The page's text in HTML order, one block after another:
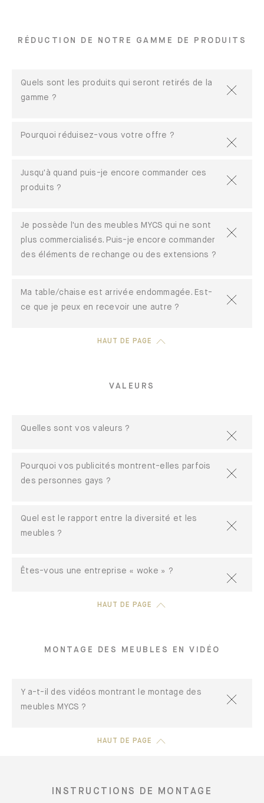
RÉDUCTION DE NOTRE GAMME DE PRODUITS
Quels sont les produits qui seront retirés de la
gamme ?
Pourquoi réduisez-vous votre offre ?
Jusqu'à quand puis-je encore commander ces
produits ?
Je possède l'un des meubles MYCS qui ne sont
plus commercialisés. Puis-je encore commander
des éléments de rechange ou des extensions ?
Ma table/chaise est arrivée endommagée. Est-
ce que je peux en recevoir une autre ?
HAUT DE PAGE
VALEURS
Quelles sont vos valeurs ?
Pourquoi vos publicités montrent-elles parfois
des personnes gays ?
Quel est le rapport entre la diversité et les
meubles ?
Êtes-vous une entreprise « woke » ?
HAUT DE PAGE
MONTAGE DES MEUBLES EN VIDÉO
Y a-t-il des vidéos montrant le montage des
meubles MYCS ?
HAUT DE PAGE
INSTRUCTIONS DE MONTAGE